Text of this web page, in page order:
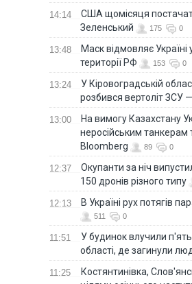
14:14
США щомісяця
Зеленський
175 0
13:48
Маск відмовляє
території РФ
153 0
13:24
У Кіровоградській
розбився вертоліт ЗСУ
13:00
На вимогу Казахстану
неросійським танкерам
Bloomberg
89 0
12:37
Окупанти за ніч
150 дронів різного типу
12:13 В Україні рух потягів
511 0
11:51
У будинок влучили
області, де загинули
11:25
Костянтинівка,